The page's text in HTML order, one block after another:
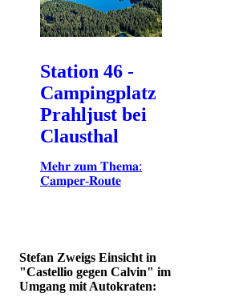
Station 46 -
Campingplatz
Prahljust bei
Clausthal
𝐌𝐞𝐡𝐫 𝐳𝐮𝐦 𝐓𝐡𝐞𝐦𝐚:
𝐂𝐚𝐦𝐩𝐞𝐫-𝐑𝐨𝐮𝐭𝐞
Stefan Zweigs Einsicht in
"Castellio gegen Calvin" im
Umgang mit Autokraten: